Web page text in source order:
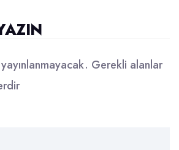
Gerekli alanlar